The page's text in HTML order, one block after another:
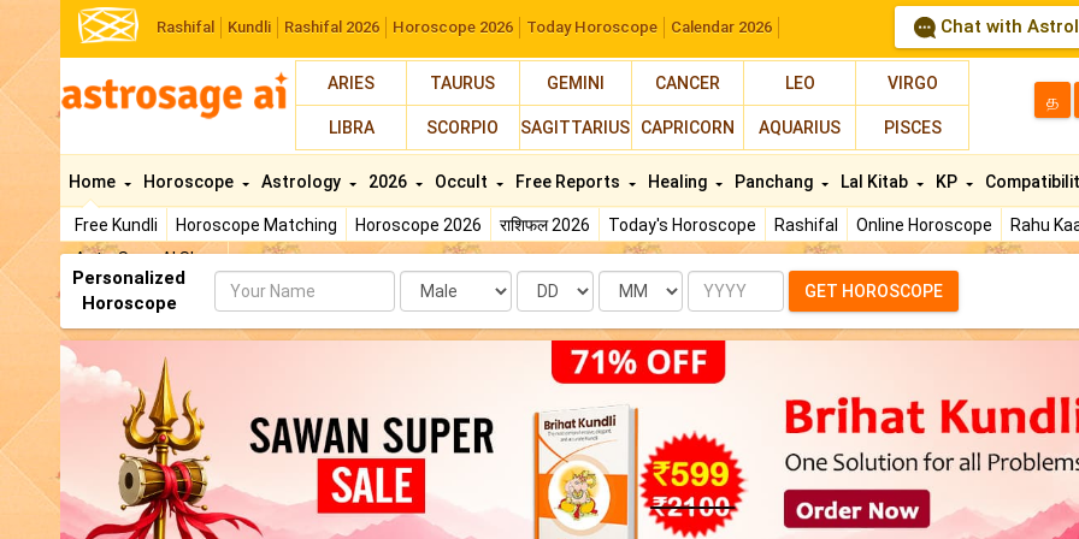
Rashifal Kundli Rashifal 2026 Horoscope 2026 Today Horoscope Calendar 2026 Chat with
ARIES TAURUS GEMINI CANCER LEO VIRGO
LIBRA SCORPIO SAGITTARIUS CAPRICORN AQUARIUS PISCES
த
Home
Free Kundli Horoscope Matching Horoscope 2026 राशिफल 2026 Today's Horoscope Rashifal Online Horoscope Rahu
AstroSage AI Shop
Horoscope Astrology 2026 Occult Free Reports Healing Panchang Lal Kitab KP
Personalized
Horoscope
Name Date Month Year GET HOROSCOPE